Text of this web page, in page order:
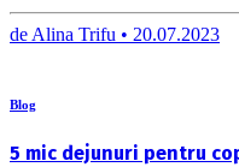
de Alina Trifu • 20.07.2023
Blog
5 mic dejunuri pentru